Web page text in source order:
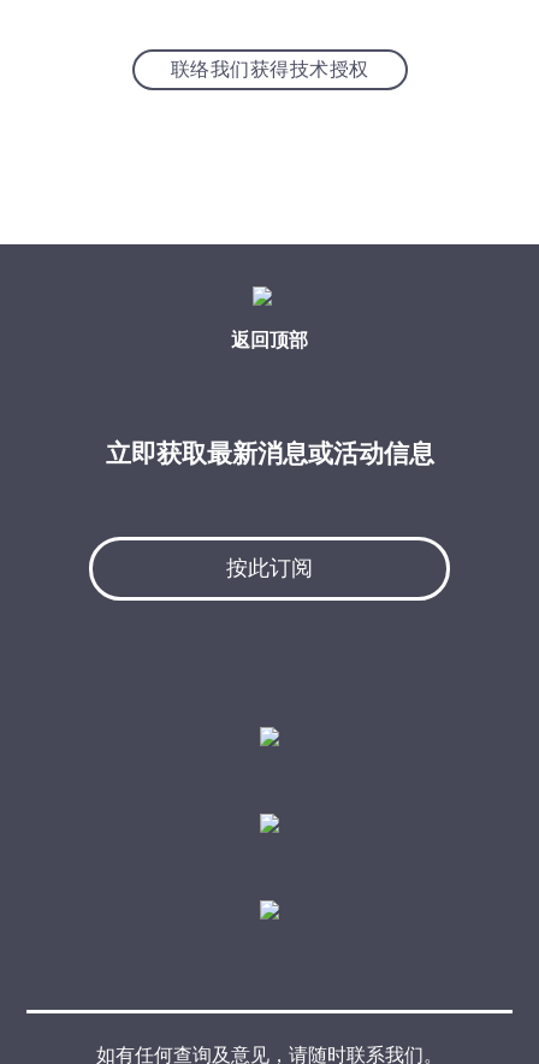
联络我们获得技术授权
返回顶部
立即获取最新消息或活动信息
按此订阅
如有任何查询及意见，请随时联系我们。